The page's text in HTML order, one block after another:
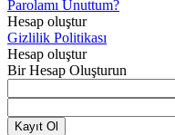
Parolamı Unuttum?
Hesap oluştur
Gizlilik Politikası
Hesap oluştur
Bir Hesap Oluşturun